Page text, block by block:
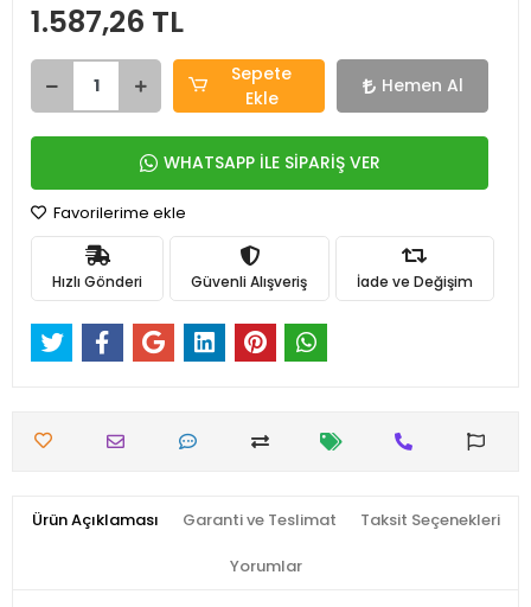
1.587,26 TL
Sepete
Ekle
Hemen Al
WHATSAPP İLE SİPARİŞ VER
Favorilerime ekle
Hızlı Gönderi Güvenli Alışveriş İade ve Değişim
Ürün Açıklaması Garanti ve Teslimat Taksit Seçenekleri
Yorumlar